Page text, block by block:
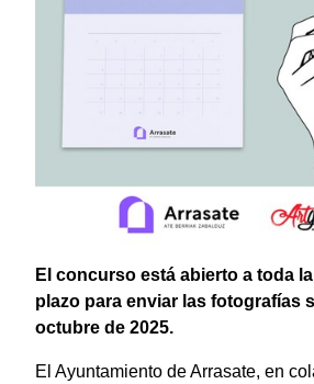
El concurso está abierto a toda
plazo para enviar las fotografías
octubre de 2025.
El Ayuntamiento de Arrasate, en